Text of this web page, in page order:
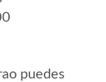
puedes